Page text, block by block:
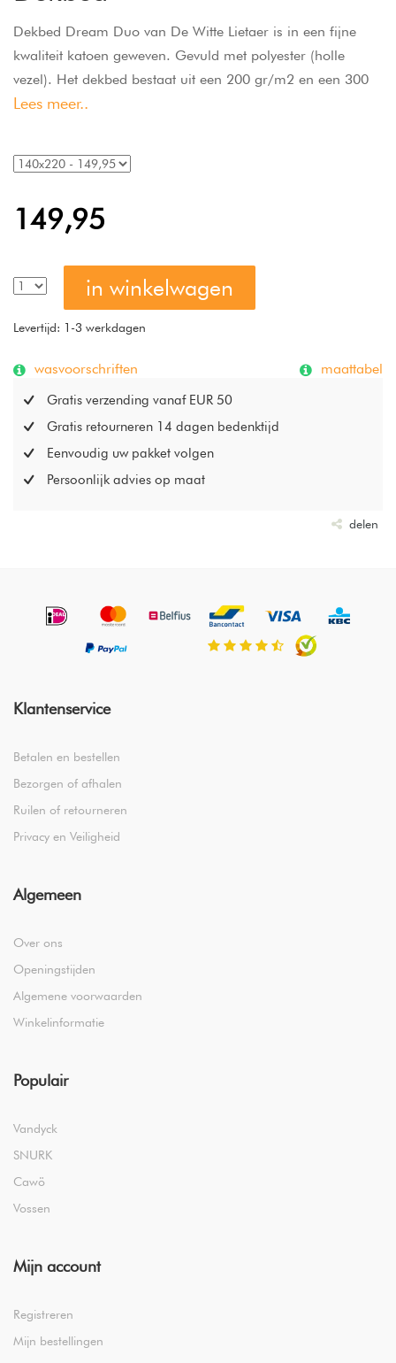
Dekbed Dream Duo van De Witte Lietaer is in een fijne
kwaliteit katoen geweven. Gevuld met polyester (holle
vezel). Het dekbed bestaat uit een 200 gr/m2 en een 300
gr/m2 deel, de delen zijn los van elkaar te gebruiken, zo
allergisch.
Lees meer..
149,95
in winkelwagen
Levertijd: 1-3 werkdagen
wasvoorschriften maattabel
Gratis verzending vanaf EUR 50
Gratis retourneren 14 dagen bedenktijd
Eenvoudig uw pakket volgen
Persoonlijk advies op maat
delen
Klantenservice
Betalen en bestellen
Bezorgen of afhalen
Ruilen of retourneren
Privacy en Veiligheid
Algemeen
Over ons
Openingstijden
Algemene voorwaarden
Winkelinformatie
Populair
Vandyck
SNURK
Cawö
Vossen
Mijn account
Registreren
Mijn bestellingen